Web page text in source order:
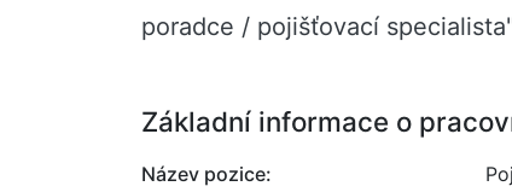
poradce / pojišťovací
Základní informace o
Název pozice: